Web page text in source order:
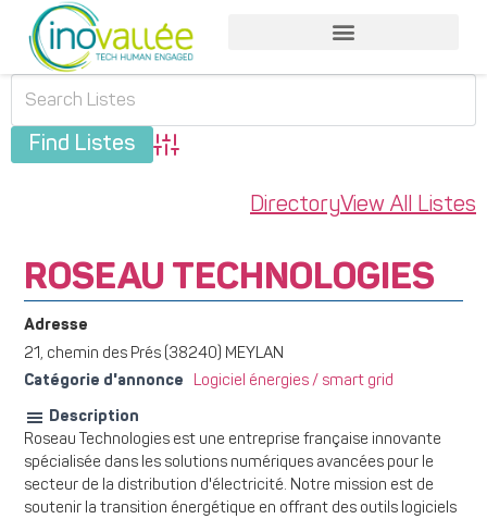
Advanced Search
DirectoryView All Listes
ROSEAU TECHNOLOGIES
Adresse
21, chemin des Prés (38240) MEYLAN
Catégorie d'annonce Logiciel énergies / smart grid
Description
Roseau Technologies est une entreprise française innovante
spécialisée dans les solutions numériques avancées pour le
secteur de la distribution d'électricité. Notre mission est de
soutenir la transition énergétique en offrant des outils logiciels